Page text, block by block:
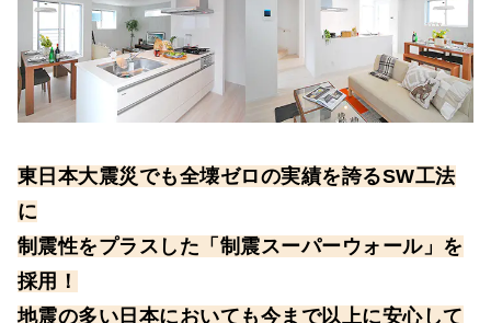
東日本大震災でも全壊ゼロの実績を誇るSW工法
に
制震性をプラスした「制震スーパーウォール」を
採用！
地震の多い日本においても今まで以上に安心して